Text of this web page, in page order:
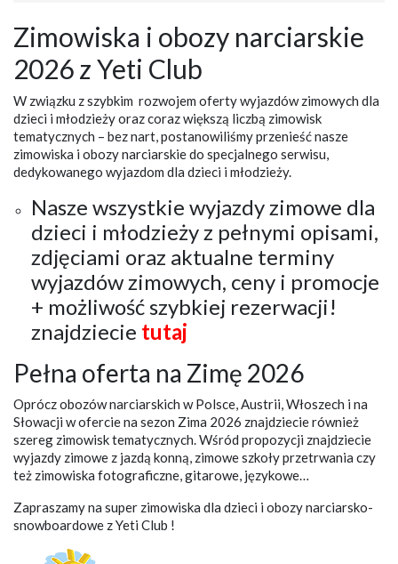
Zimowiska i obozy narciarskie
2026 z Yeti Club
W związku z szybkim rozwojem oferty wyjazdów zimowych dla
dzieci i młodzieży oraz coraz większą liczbą zimowisk
tematycznych – bez nart, postanowiliśmy przenieść nasze
zimowiska i obozy narciarskie do specjalnego serwisu,
dedykowanego wyjazdom dla dzieci i młodzieży.
Nasze wszystkie wyjazdy zimowe dla
dzieci i młodzieży z pełnymi opisami,
zdjęciami oraz aktualne terminy
wyjazdów zimowych, ceny i promocje
+ możliwość szybkiej rezerwacji!
znajdziecie tutaj
Pełna oferta na Zimę 2026
Oprócz obozów narciarskich w Polsce, Austrii, Włoszech i na
Słowacji w ofercie na sezon Zima 2026 znajdziecie również
szereg zimowisk tematycznych. Wśród propozycji znajdziecie
wyjazdy zimowe z jazdą konną, zimowe szkoły przetrwania czy
też zimowiska fotograficzne, gitarowe, językowe…
Zapraszamy na super zimowiska dla dzieci i obozy narciarsko-
snowboardowe z Yeti Club !